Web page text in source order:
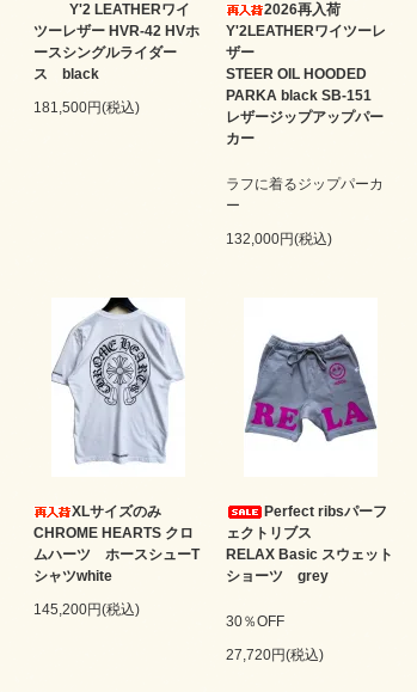
Y'2 LEATHERワイ
ツーレザー HVR-42 HVホ
ースシングルライダー
ス black
181,500円(税込)
2026再入荷
Y'2LEATHERワイツーレ
ザー
STEER OIL HOODED
PARKA black SB-151
レザージップアップパー
カー
ラフに着るジップパーカ
ー
132,000円(税込)
XLサイズのみ
CHROME HEARTS クロ
ムハーツ ホースシューT
シャツwhite
145,200円(税込)
Perfect ribsパーフ
ェクトリブス
RELAX Basic スウェット
ショーツ grey
30％OFF
27,720円(税込)